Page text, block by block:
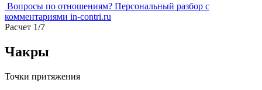
Вопросы по отношениям? Персональный разбор с
комментариями in-contri.ru
Расчет 1/7
Чакры
Точки притяжения